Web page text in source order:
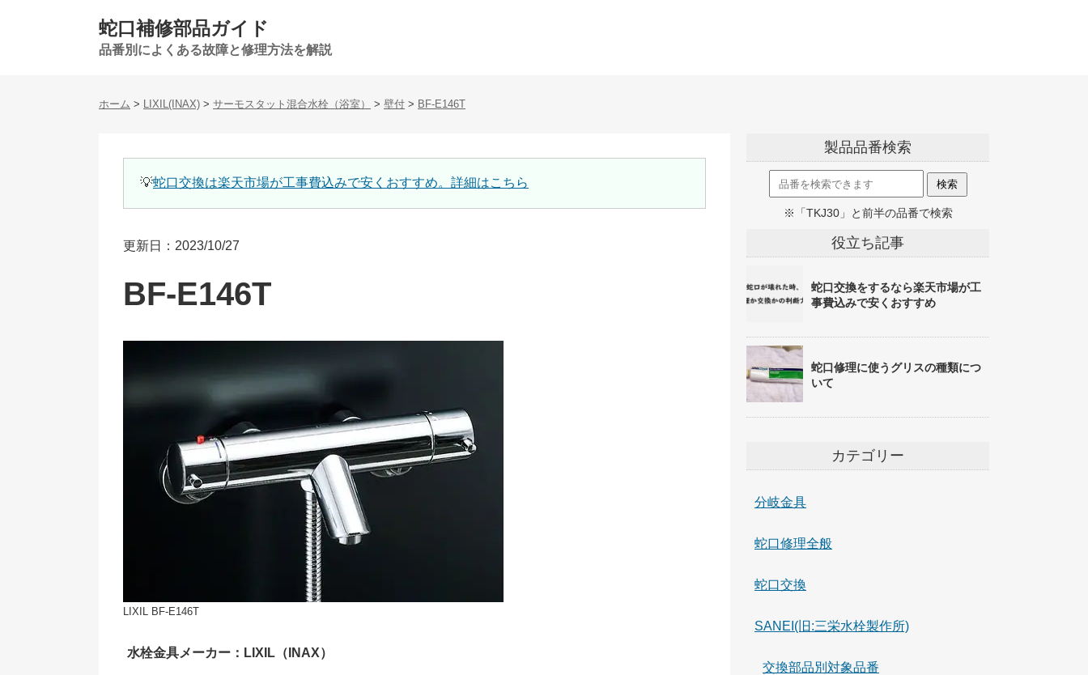
蛇口補修部品ガイド
品番別によくある故障と修理方法を解説
ホーム > LIXIL(INAX) > サーモスタット混合水栓（浴室） > 壁付 > BF-E146T
💡蛇口交換は楽天市場が工事費込みで安くおすすめ。詳細はこちら
更新日：2023/10/27
BF-E146T
LIXIL BF-E146T
水栓金具メーカー：LIXIL（INAX）
製品品番検索
※「TKJ30」と前半の品番で検索
役立ち記事
蛇口交換をするなら楽天市場が工
事費込みで安くおすすめ
蛇口修理に使うグリスの種類につ
いて
カテゴリー
分岐金具
蛇口修理全般
蛇口交換
SANEI(旧:三栄水栓製作所)
交換部品別対象品番